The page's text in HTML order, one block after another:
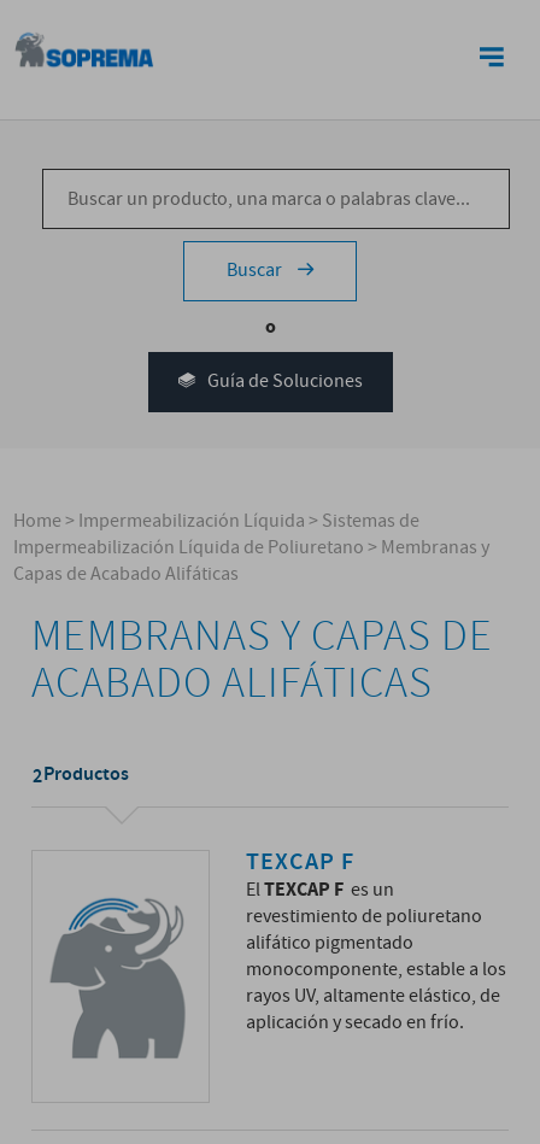
Buscar
o
Guía de Soluciones
Home>Impermeabilización Líquida>Sistemas de
Impermeabilización Líquida de Poliuretano>Membranas y
Capas de Acabado Alifáticas
MEMBRANAS Y CAPAS DE
ACABADO ALIFÁTICAS
2Productos
TEXCAP F
ElTEXCAP Fes un
revestimiento de poliuretano
alifático pigmentado
monocomponente, estable a los
rayos UV, altamente elástico, de
aplicación y secado en frío.